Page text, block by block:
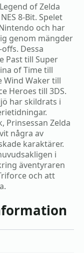
of Zelda
8-Bit. Spelet
och har
genom mängder
Dessa
Past till Super
of Time till
Wind Waker till
Heroes till 3DS.
har skildrats i
Prinsessan Zelda
några av
karaktärer.
i
äventyraren
och att